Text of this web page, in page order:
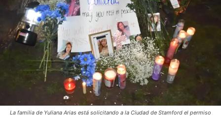
La familia de Yuliana Arias está solicitando a la Ciudad de Stamford el permiso